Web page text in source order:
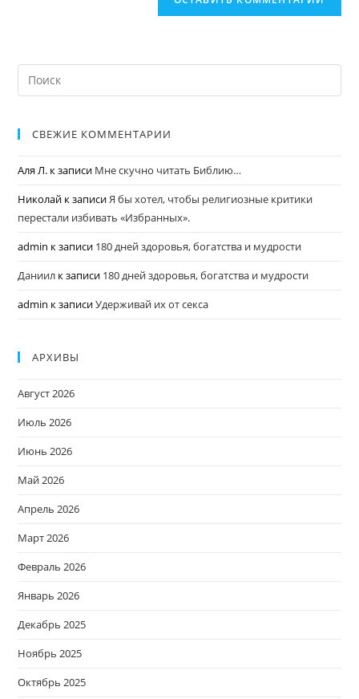
СВЕЖИЕ КОММЕНТАРИИ
Аля Л. к записи Мне скучно читать Библию…
Николай к записиЯ бы хотел, чтобы религиозные критики
перестали избивать «Избранных».
admin к записи 180 дней здоровья, богатства и мудрости
Даниил к записи 180 дней здоровья, богатства и мудрости
admin к записиУдерживай их от секса
АРХИВЫ
Август 2026
Июль 2026
Июнь 2026
Май 2026
Апрель 2026
Март 2026
Февраль 2026
Январь 2026
Декабрь 2025
Ноябрь 2025
Октябрь 2025